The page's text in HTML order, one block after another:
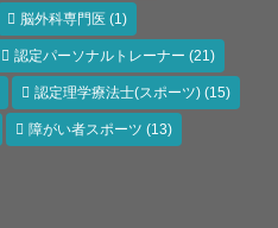
脳外科専門医 (1)
認定パーソナルトレーナー (21)
認定理学療法士(スポーツ) (15)
障がい者スポーツ (13)